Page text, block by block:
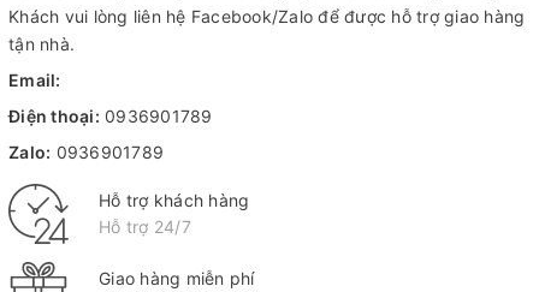
Khách vui lòng liên hệ Facebook/Zalo để được hỗ trợ giao hàng
tận nhà.
Email:
Điện thoại: 0936901789
Zalo: 0936901789
Hỗ trợ khách hàng
Hỗ trợ 24/7
Giao hàng miễn phí